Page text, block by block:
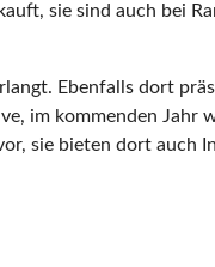
sie sind auch bei
Ebenfalls dort
im kommenden Jahr
sie bieten dort auch